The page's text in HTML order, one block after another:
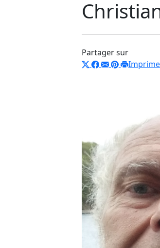
Partager sur